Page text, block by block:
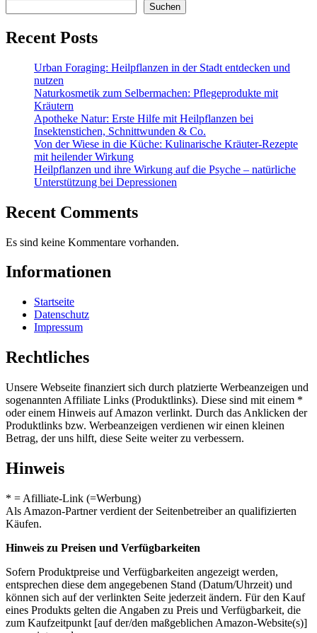
Suchen
Recent Posts
Urban Foraging: Heilpflanzen in der Stadt entdecken und
nutzen
Naturkosmetik zum Selbermachen: Pflegeprodukte mit
Kräutern
Apotheke Natur: Erste Hilfe mit Heilpflanzen bei
Insektenstichen, Schnittwunden & Co.
Von der Wiese in die Küche: Kulinarische Kräuter-Rezepte
mit heilender Wirkung
Heilpflanzen und ihre Wirkung auf die Psyche – natürliche
Unterstützung bei Depressionen
Recent Comments
Es sind keine Kommentare vorhanden.
Informationen
Startseite
Datenschutz
Impressum
Rechtliches
Unsere Webseite finanziert sich durch platzierte Werbeanzeigen und
sogenannten Affiliate Links (Produktlinks). Diese sind mit einem *
oder einem Hinweis auf Amazon verlinkt. Durch das Anklicken der
Produktlinks bzw. Werbeanzeigen verdienen wir einen kleinen
Betrag, der uns hilft, diese Seite weiter zu verbessern.
Hinweis
* = Afilliate-Link (=Werbung)
Als Amazon-Partner verdient der Seitenbetreiber an qualifizierten
Käufen.
Hinweis zu Preisen und Verfügbarkeiten
Sofern Produktpreise und Verfügbarkeiten angezeigt werden,
entsprechen diese dem angegebenen Stand (Datum/Uhrzeit) und
können sich auf der verlinkten Seite jederzeit ändern. Für den Kauf
eines Produkts gelten die Angaben zu Preis und Verfügbarkeit, die
zum Kaufzeitpunkt [auf der/den maßgeblichen Amazon-Website(s)]